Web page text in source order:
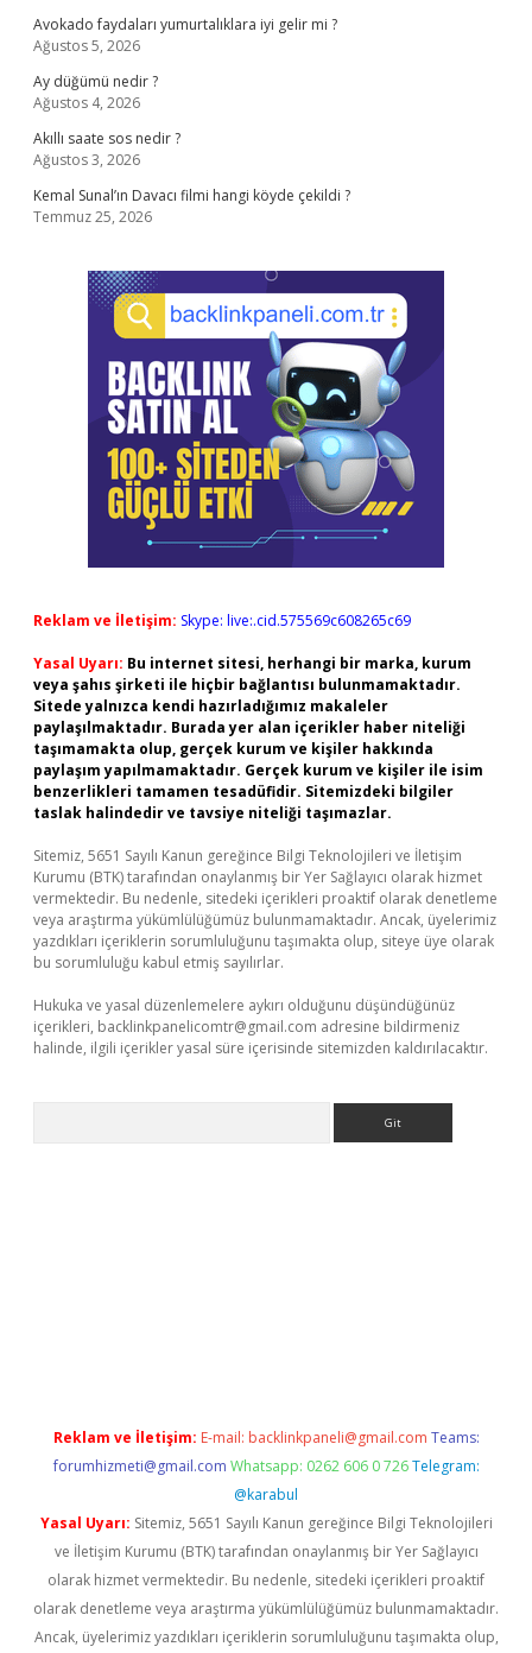
Avokado faydaları yumurtalıklara iyi gelir mi ?
Ağustos 5, 2026
Ay düğümü nedir ?
Ağustos 4, 2026
Akıllı saate sos nedir ?
Ağustos 3, 2026
Kemal Sunal’ın Davacı filmi hangi köyde çekildi ?
Temmuz 25, 2026
Reklam ve İletişim: Skype: live:.cid.575569c608265c69
Yasal Uyarı: Bu internet sitesi, herhangi bir marka, kurum
veya şahıs şirketi ile hiçbir bağlantısı bulunmamaktadır.
Sitede yalnızca kendi hazırladığımız makaleler
paylaşılmaktadır. Burada yer alan içerikler haber niteliği
taşımamakta olup, gerçek kurum ve kişiler hakkında
paylaşım yapılmamaktadır. Gerçek kurum ve kişiler ile isim
benzerlikleri tamamen tesadüfidir. Sitemizdeki bilgiler
taslak halindedir ve tavsiye niteliği taşımazlar.
Sitemiz, 5651 Sayılı Kanun gereğince Bilgi Teknolojileri ve İletişim
Kurumu (BTK) tarafından onaylanmış bir Yer Sağlayıcı olarak hizmet
vermektedir. Bu nedenle, sitedeki içerikleri proaktif olarak denetleme
veya araştırma yükümlülüğümüz bulunmamaktadır. Ancak, üyelerimiz
yazdıkları içeriklerin sorumluluğunu taşımakta olup, siteye üye olarak
bu sorumluluğu kabul etmiş sayılırlar.
Hukuka ve yasal düzenlemelere aykırı olduğunu düşündüğünüz
içerikleri, backlinkpanelicomtr@gmail.com adresine bildirmeniz
halinde, ilgili içerikler yasal süre içerisinde sitemizden kaldırılacaktır.
Reklam ve İletişim: E-mail: backlinkpaneli@gmail.com Teams:
forumhizmeti@gmail.com Whatsapp: 0262 606 0 726 Telegram:
@karabul
Yasal Uyarı: Sitemiz, 5651 Sayılı Kanun gereğince Bilgi Teknolojileri
ve İletişim Kurumu (BTK) tarafından onaylanmış bir Yer Sağlayıcı
olarak hizmet vermektedir. Bu nedenle, sitedeki içerikleri proaktif
olarak denetleme veya araştırma yükümlülüğümüz bulunmamaktadır.
Ancak, üyelerimiz yazdıkları içeriklerin sorumluluğunu taşımakta olup,